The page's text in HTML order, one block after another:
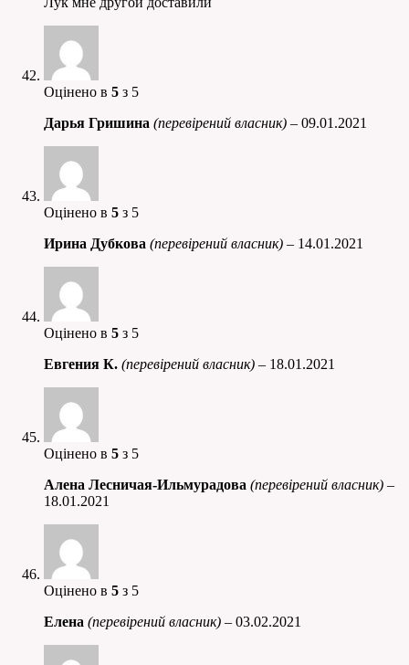
Оцінено в 5 з 5
Дарья Гришина (перевірений власник) – 09.01.2021
Оцінено в 5 з 5
Ирина Дубкова (перевірений власник) – 14.01.2021
Оцінено в 5 з 5
Евгения К. (перевірений власник) – 18.01.2021
Оцінено в 5 з 5
Алена Лесничая-Ильмурадова (перевірений власник) –
18.01.2021
Оцінено в 5 з 5
Елена (перевірений власник) – 03.02.2021